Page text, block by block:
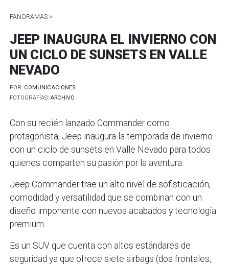
PANORAMAS >
JEEP INAUGURA EL INVIERNO CON
UN CICLO DE SUNSETS EN VALLE
NEVADO
POR: COMUNICACIONES
FOTOGRAFÍAS:ARCHIVO
Con su recién lanzado Commander como
protagonista, Jeep inaugura la temporada de invierno
con un ciclo de sunsets en Valle Nevado para todos
quienes comparten su pasión por la aventura.
Jeep Commander trae un alto nivel de sofisticación,
comodidad y versatilidad que se combinan con un
diseño imponente con nuevos acabados y tecnología
premium.
Es un SUV que cuenta con altos estándares de
seguridad ya que ofrece siete airbags (dos frontales,